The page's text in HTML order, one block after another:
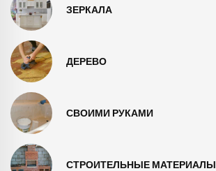
ЗЕРКАЛА
ДЕРЕВО
СВОИМИ РУКАМИ
СТРОИТЕЛЬНЫЕ МАТЕРИАЛЫ